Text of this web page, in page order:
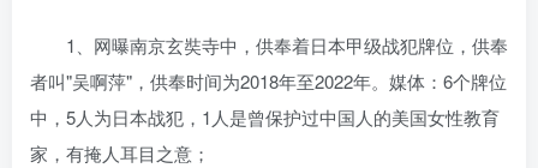
1、网曝南京玄奘寺中，供奉着日本甲级战犯牌位，供奉
者叫"吴啊萍"，供奉时间为2018年至2022年。媒体：6个牌位
中，5人为日本战犯，1人是曾保护过中国人的美国女性教育
家，有掩人耳目之意；